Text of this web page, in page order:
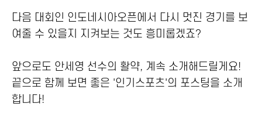
다음 대회인 인도네시아오픈에서 다시 멋진 경기를 보
여줄 수 있을지 지켜보는 것도 흥미롭겠죠?
앞으로도 안세영 선수의 활약, 계속 소개해드릴게요!
끝으로 함께 보면 좋은 '인기스포츠'의 포스팅을 소개
합니다!